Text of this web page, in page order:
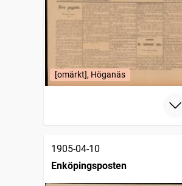
[omärkt], Höganäs
1905-04-10
Enköpingsposten